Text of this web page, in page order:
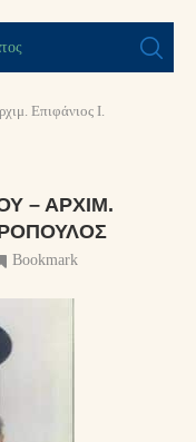
Επιφάνιος Ι.
– ΑΡΧΙΜ.
Bookmark